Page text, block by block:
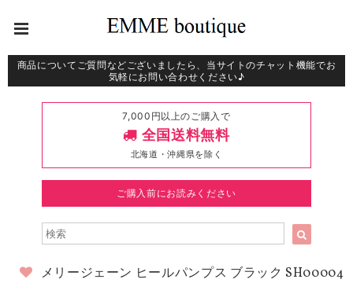
商品についてご質問などございましたら、当サイトのチャット機能でお
気軽にお問い合わせください♪
7,000円以上のご購入で
全国送料無料
北海道・沖縄県を除く
ご購入前にお読みください
メリージェーン ヒールパンプス ブラック SH00004